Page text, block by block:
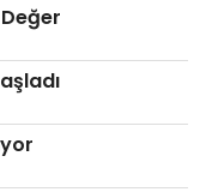
Altın Han Kat: 1
- KOCAELİ